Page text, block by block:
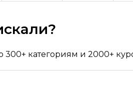
300+ категориям и 2000+